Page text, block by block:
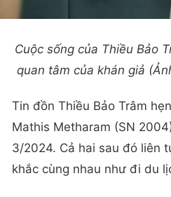
Cuộc sống của Thiều Bảo
quan tâm của khán giả
Tin đồn Thiều Bảo Trâm
Mathis Metharam (SN
3/2024. Cả hai sau đó liên
khắc cùng nhau như đi du